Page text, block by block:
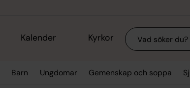
Kalender Kyrkor Sök
Barn Ungdomar Gemenskap och soppa